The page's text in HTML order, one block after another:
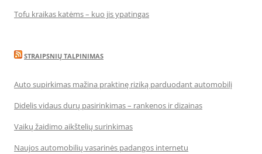
Tofu kraikas katėms – kuo jis ypatingas
STRAIPSNIŲ TALPINIMAS
Auto supirkimas mažina praktinę riziką parduodant automobilį
Didelis vidaus durų pasirinkimas – rankenos ir dizainas
Vaikų žaidimo aikštelių surinkimas
Naujos automobilių vasarinės padangos internetu